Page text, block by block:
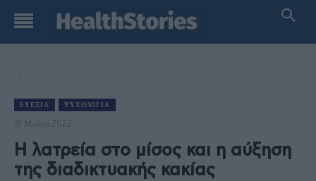
ΕΥΕΞΊΑ ΨΥΧΟΛΟΓΊΑ
31 Μαΐου 2022
Η λατρεία στο μίσος και η αύξηση
της διαδικτυακής κακίας